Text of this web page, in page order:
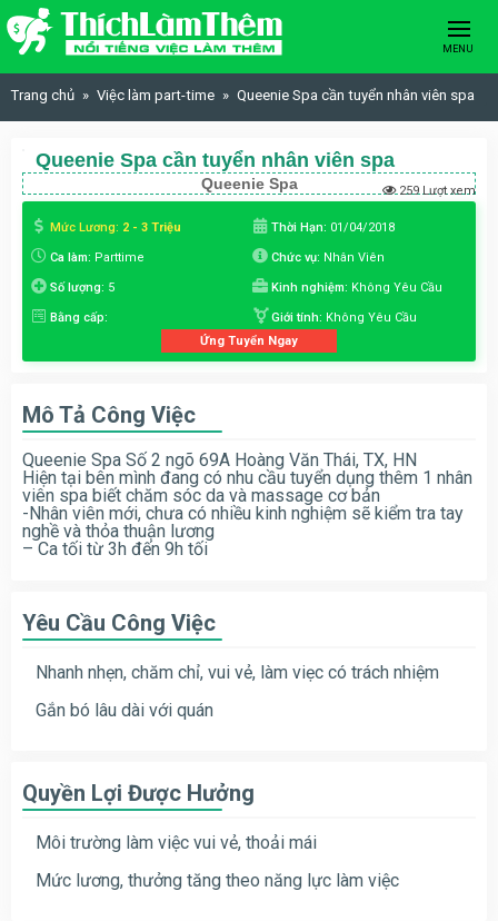
Skip to content
MENU
Trang chủ Việc làm part-time Queenie Spa cần tuyển nhân viên spa
Queenie Spa cần tuyển nhân viên spa
Queenie Spa 259 Lượt xem
Mức Lương: 2 - 3 Triệu Thời Hạn: 01/04/2018
Ca làm: Parttime Chức vụ: Nhân Viên
Số lượng: 5 Kinh nghiệm: Không Yêu Cầu
Bằng cấp: Giới tính: Không Yêu Cầu
Ứng Tuyển Ngay
Mô Tả Công Việc
Queenie Spa Số 2 ngõ 69A Hoàng Văn Thái, TX, HN
Hiện tại bên mình đang có nhu cầu tuyển dụng thêm 1 nhân
viên spa biết chăm sóc da và massage cơ bản
-Nhân viên mới, chưa có nhiều kinh nghiệm sẽ kiểm tra tay
nghề và thỏa thuận lương
– Ca tối từ 3h đến 9h tối
Yêu Cầu Công Việc
Nhanh nhẹn, chăm chỉ, vui vẻ, làm viẹc có trách nhiệm
Gắn bó lâu dài với quán
Quyền Lợi Được Hưởng
Môi trường làm việc vui vẻ, thoải mái
Mức lương, thưởng tăng theo năng lực làm việc